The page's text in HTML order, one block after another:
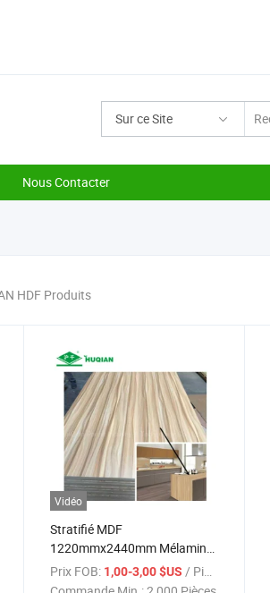
Sur ce Site
Nous Contacter
HDF Produits
/ cubic meter
Vidéo
Stratifié MDF
1220mmx2440mm Mélamine
MDF Panneau de fibres
Prix FOB: 1,00-3,00 $US/ Pièce